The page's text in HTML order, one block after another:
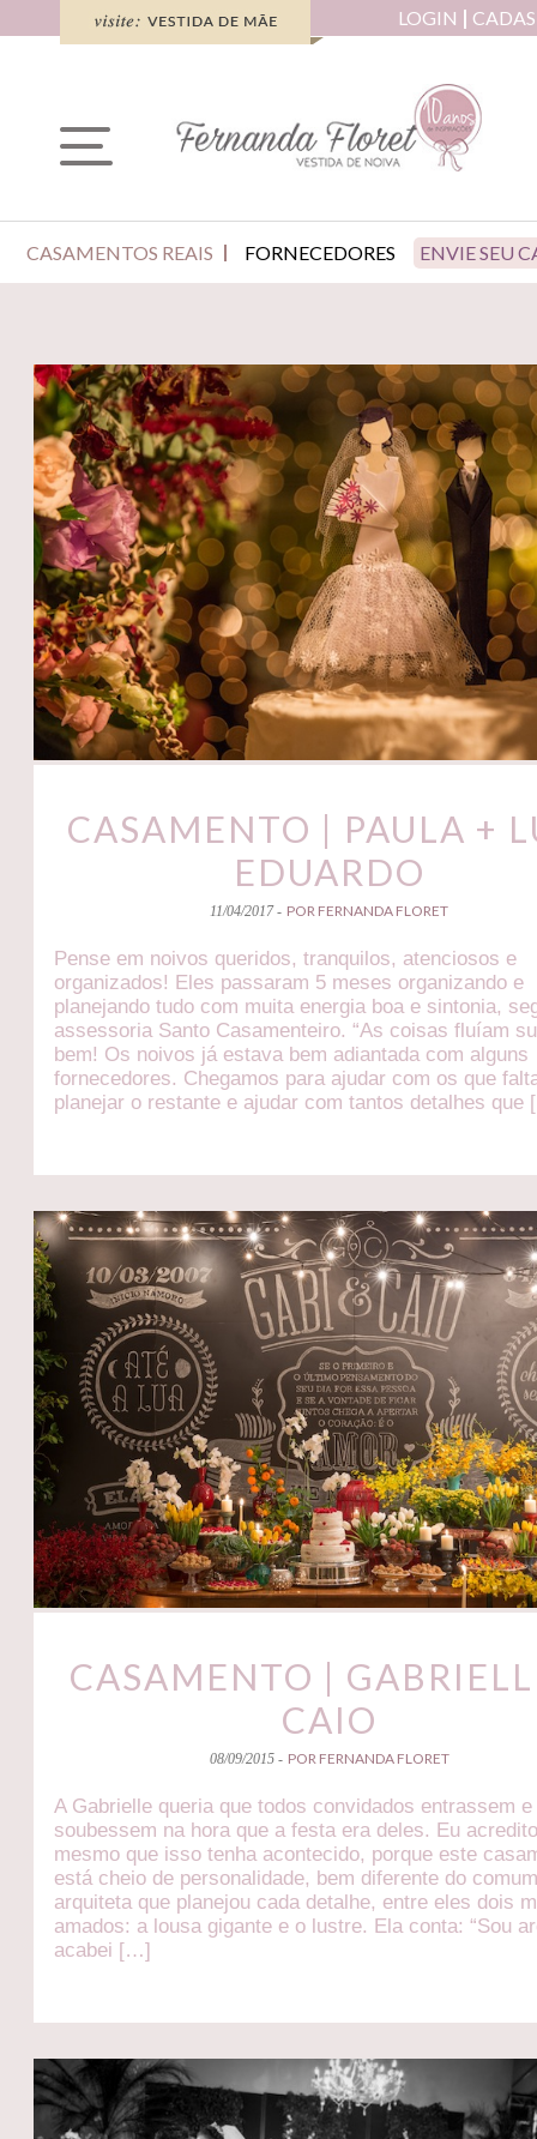
LOGIN
CASAMENTOS REAIS FORNECEDORES ENVIE SEU
CASAMENTO | PAULA +
EDUARDO
11/04/2017 - POR FERNANDA FLORET
Pense em noivos queridos, tranquilos, atenciosos e
organizados! Eles passaram 5 meses organizando e
planejando tudo com muita energia boa e sintonia,
assessoria Santo Casamenteiro. “As coisas fluíam
bem! Os noivos já estava bem adiantada com alguns
fornecedores. Chegamos para ajudar com os que
planejar o restante e ajudar com tantos detalhes
CASAMENTO |
CAIO
08/09/2015 - POR FERNANDA FLORET
A Gabrielle queria que todos convidados entrassem e
soubessem na hora que a festa era deles. Eu
mesmo que isso tenha acontecido, porque este
está cheio de personalidade, bem diferente do
arquiteta que planejou cada detalhe, entre eles dois
amados: a lousa gigante e o lustre. Ela conta: “Sou
acabei […]